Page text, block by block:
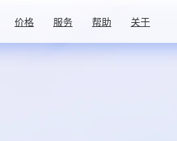
价格 服务 帮助 关于